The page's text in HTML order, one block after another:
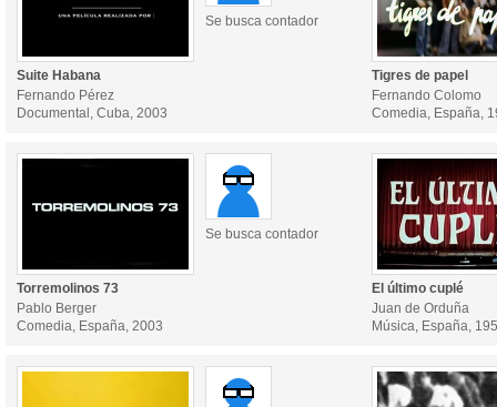
Se busca contador
Suite Habana
Fernando Pérez
Documental, Cuba, 2003
Tigres de papel
Fernando Colomo
Comedia, España,
Se busca contador
Torremolinos 73
Pablo Berger
Comedia, España, 2003
El último cuplé
Juan de Orduña
Música, España,